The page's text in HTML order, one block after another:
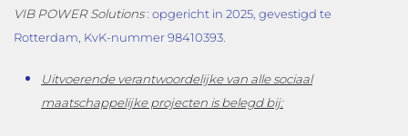
VIB POWER Solutions: opgericht in 2025, gevestigd te
Rotterdam, KvK-nummer 98410393.
Uitvoerende verantwoordelijke van alle sociaal
maatschappelijke projecten is belegd bij: